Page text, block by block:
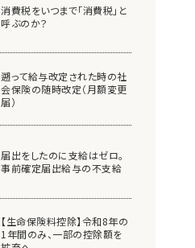
消費税をいつまで「消費税」と
呼ぶのか？
遡って給与改定された時の社
会保険の随時改定（月額変更
届）
届出をしたのに支給はゼロ。
事前確定届出給与の不支給
【生命保険料控除】令和8年の
1年間のみ、一部の控除額を